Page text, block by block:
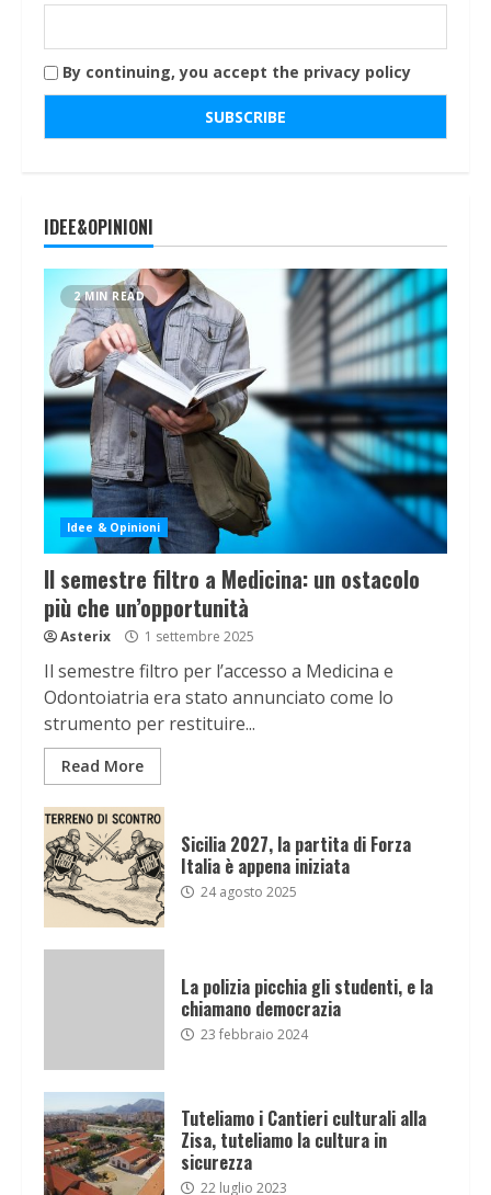
By continuing, you accept the privacy policy
IDEE&OPINIONI
2 MIN READ
Idee & Opinioni
Il semestre filtro a Medicina: un ostacolo
più che un’opportunità
Asterix 1 settembre 2025
Il semestre filtro per l’accesso a Medicina e
Odontoiatria era stato annunciato come lo
strumento per restituire...
Read More
Sicilia 2027, la partita di Forza
Italia è appena iniziata
24 agosto 2025
La polizia picchia gli studenti, e la
chiamano democrazia
23 febbraio 2024
Tuteliamo i Cantieri culturali alla
Zisa, tuteliamo la cultura in
sicurezza
22 luglio 2023